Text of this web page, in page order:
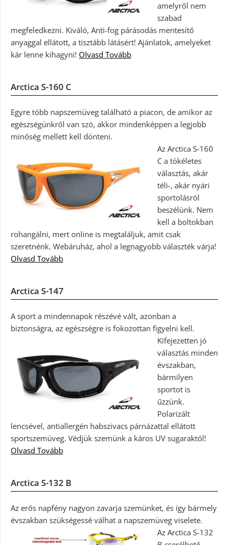
amelyről nem
szabad
megfeledkezni. Kiváló, Anti-fog párásodás mentesítő
anyaggal ellátott, a tisztább látásért! Ajánlatok, amelyeket
kár lenne kihagyni! Olvasd Tovább
Arctica S-160 C
Egyre több napszemüveg található a piacon, de amikor az
egészségünkről van szó, akkor mindenképpen a legjobb
minőség mellett kell dönteni.
Az Arctica S-160
C a tökéletes
választás, akár
téli-, akár nyári
sportolásról
beszélünk. Nem
kell a boltokban
rohangálni, mert online is megtaláljuk, amit csak
szeretnénk. Webáruház, ahol a legnagyobb választék várja!
Olvasd Tovább
Arctica S-147
A sport a mindennapok részévé vált, azonban a
biztonságra, az egészségre is fokozottan figyelni kell.
Kifejezetten jó
választás minden
évszakban,
bármilyen
sportot is
űzzünk.
Polarizált
lencsével, antiallergén habszivacs párnázattal ellátott
sportszemüveg. Védjük szemünk a káros UV sugaraktól!
Olvasd Tovább
Arctica S-132 B
Az erős napfény nagyon zavarja szemünket, és így bármely
évszakban szükségessé válhat a napszemüveg viselete.
Az Arctica S-132